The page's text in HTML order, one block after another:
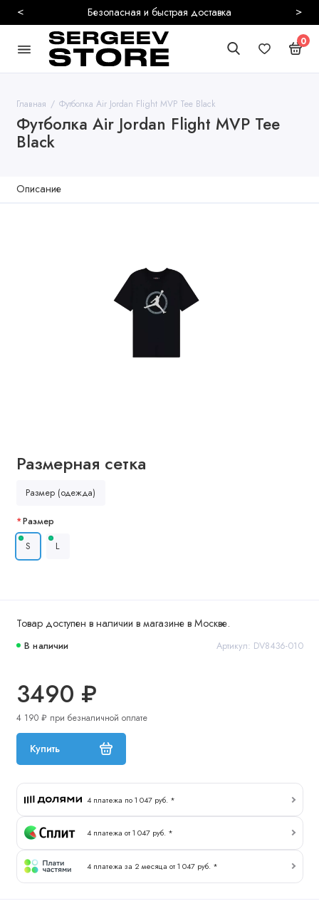
Безопасная и быстрая доставка
< >
0
Главная Футболка Air Jordan Flight MVP Tee Black
Футболка Air Jordan Flight MVP Tee
Black
Описание
Товар доступен в наличии в магазине в Москве.
В наличии Артикул: DV8436-010
3490 ₽
4 190 ₽ при безналичной оплате
Купить
4 платежа по 1 047 руб. *
4 платежа от 1 047 руб. *
4 платежа за 2 месяца от 1 047 руб. *
Размерная сетка
Размер (одежда)
Размер
S
L